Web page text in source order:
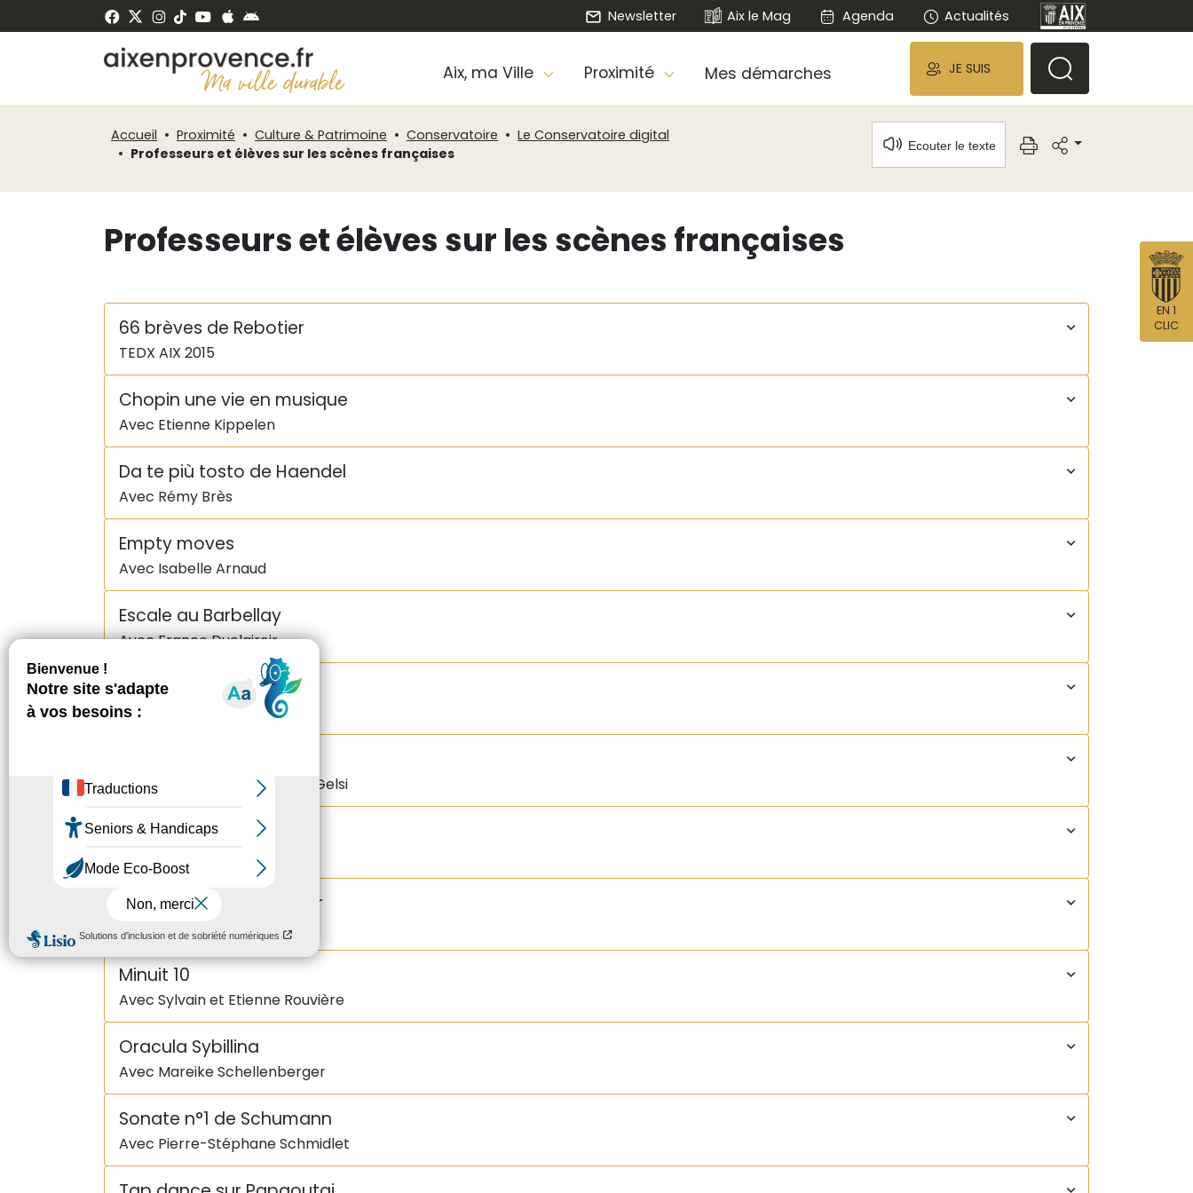
Newsletter Aix le Mag Agenda Actualités
Aix, ma Ville Proximité Mes démarches JE SUIS
Accueil Proximité Culture & Patrimoine Conservatoire
Le Conservatoire digital
Professeurs et élèves sur les scènes françaises
Ecouter le texte
Professeurs et élèves sur les scènes françaises
66 brèves de Rebotier
TEDX AIX 2015
Chopin une vie en musique
Avec Etienne Kippelen
Da te più tosto de Haendel
Avec Rémy Brès
Empty moves
Avec Isabelle Arnaud
Escale au Barbellay
Avec France Duclairoir
Juan da Silva
Avec le Quintette Itinérance
Avec Adam Derrez et Kevin Gelsi
Madame Bécassine
Avec Jean-François Bonnel
Melody’s echo chamber
Avec Mélodie Prochet
Minuit 10
Avec Sylvain et Etienne Rouvière
Oracula Sybillina
Avec Mareike Schellenberger
Sonate n°1 de Schumann
Avec Pierre-Stéphane Schmidlet
EN 1
CLIC
de
Panneau de gestion des cookies